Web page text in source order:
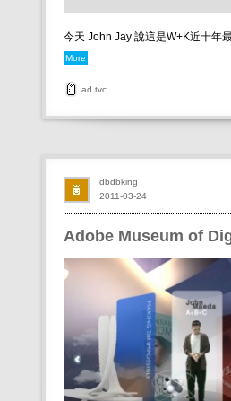
今天 John Jay 說這是W+K近十年
More
ad tvc
Adobe Museum of
2011-03-24
dbdbking